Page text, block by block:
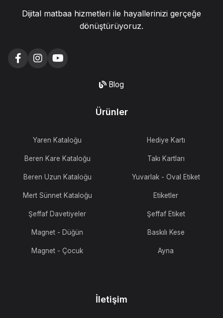
Dijital matbaa hizmetleri ile hayallerinizi gerçeğe
dönüştürüyoruz.
Blog
Ürünler
Yaren Kataloğu
Beren Kare Kataloğu
Beren Uzun Kataloğu
Mert Sünnet Kataloğu
Şeffaf Davetiyeler
Magnet - Düğün
Magnet - Çocuk
Hediye Kartı
Takı Kartları
Yuvarlak - Oval Etiket
Etiketler
Şeffaf Etiket
Baskılı Kese
Ayna
İletişim